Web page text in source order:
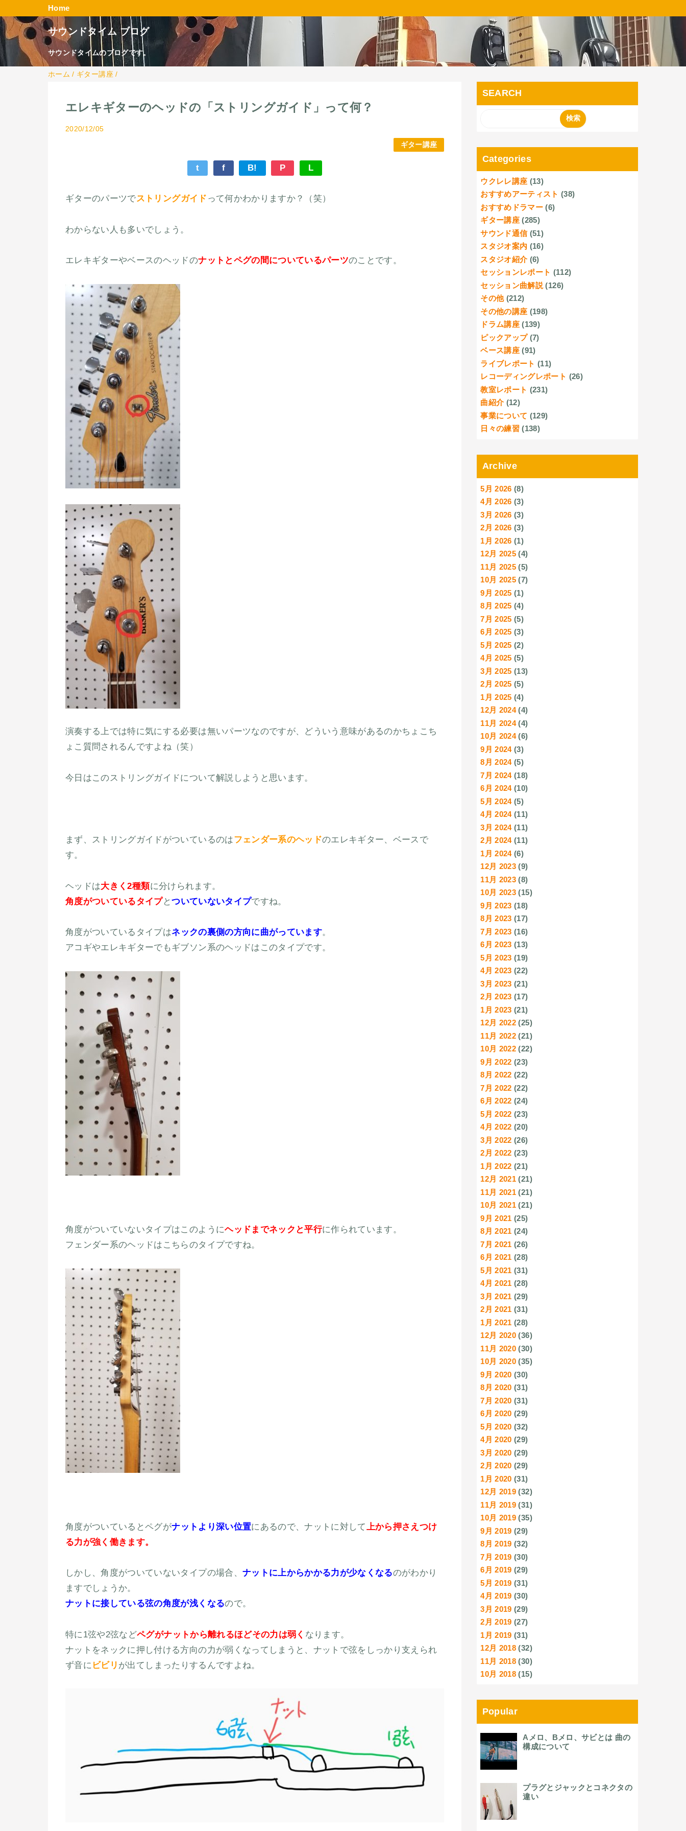
Home
サウンドタイム ブログ
サウンドタイムのブログです。
ホーム / ギター講座 /
エレキギターのヘッドの「ストリングガイド」って何？
2020/12/05
ギター講座
t f B! P L
ギターのパーツでストリングガイド って何かわかりますか？（笑）
わからない人も多いでしょう。
エレキギターやベースのヘッドのナットとペグの間についているパーツのことです。
演奏する上では特に気にする必要は無いパーツなのですが、どういう意味があるのかちょこち
ょこ質問されるんですよね（笑）
今日はこのストリングガイドについて解説しようと思います。
まず、ストリングガイドがついているのはフェンダー系のヘッドのエレキギター、ベースで
す。
ヘッドは大きく2種類に分けられます。
角度がついているタイプとついていないタイプですね。
角度がついているタイプはネックの裏側の方向に曲がっています。
アコギやエレキギターでもギブソン系のヘッドはこのタイプです。
角度がついていないタイプはこのようにヘッドまでネックと平行に作られています。
フェンダー系のヘッドはこちらのタイプですね。
角度がついているとペグがナットより深い位置にあるので、ナットに対して
上から押さえつけ
る力が強く働きます。
しかし、角度がついていないタイプの場合、 ナットに上からかかる力が少なくなるのがわかり
ますでしょうか。
ナットに接している弦の角度が浅くなるので。
特に1弦や2弦などペグがナットから離れるほどその力は弱く なります。
ナットをネックに押し付ける方向の力が弱くなってしまうと、ナットで弦をしっかり支えられ
ず音に ビビリ が出てしまったりするんですよね。
SEARCH
Categories
ウクレレ講座 (13)
おすすめアーティスト (38)
おすすめドラマー (6)
ギター講座 (285)
サウンド通信 (51)
スタジオ案内 (16)
スタジオ紹介 (6)
セッションレポート (112)
セッション曲解説 (126)
その他 (212)
その他の講座 (198)
ドラム講座 (139)
ピックアップ (7)
ベース講座 (91)
ライブレポート (11)
レコーディングレポート (26)
教室レポート (231)
曲紹介 (12)
事業について (129)
日々の練習 (138)
Archive
5月 2026 (8)
4月 2026 (3)
3月 2026 (3)
2月 2026 (3)
1月 2026 (1)
12月 2025 (4)
11月 2025 (5)
10月 2025 (7)
9月 2025 (1)
8月 2025 (4)
7月 2025 (5)
6月 2025 (3)
5月 2025 (2)
4月 2025 (5)
3月 2025 (13)
2月 2025 (5)
1月 2025 (4)
12月 2024(4)
11月 2024(4)
10月 2024(6)
9月 2024(3)
8月 2024(5)
7月 2024(18)
6月 2024(10)
5月 2024(5)
4月 2024(11)
3月 2024(11)
2月 2024(11)
1月 2024(6)
12月 2023 (9)
11月 2023 (8)
10月 2023 (15)
9月 2023 (18)
8月 2023 (17)
7月 2023 (16)
6月 2023 (13)
5月 2023 (19)
4月 2023 (22)
3月 2023 (21)
2月 2023 (17)
1月 2023 (21)
12月 2022 (25)
11月 2022 (21)
10月 2022 (22)
9月 2022 (23)
8月 2022 (22)
7月 2022 (22)
6月 2022 (24)
5月 2022 (23)
4月 2022 (20)
3月 2022 (26)
2月 2022 (23)
1月 2022 (21)
12月 2021 (21)
11月 2021 (21)
10月 2021 (21)
9月 2021 (25)
8月 2021 (24)
7月 2021 (26)
6月 2021 (28)
5月 2021 (31)
4月 2021 (28)
3月 2021 (29)
2月 2021 (31)
1月 2021 (28)
12月 2020 (36)
11月 2020 (30)
10月 2020 (35)
9月 2020 (30)
8月 2020 (31)
7月 2020 (31)
6月 2020 (29)
5月 2020 (32)
4月 2020 (29)
3月 2020 (29)
2月 2020 (29)
1月 2020 (31)
12月 2019 (32)
11月 2019 (31)
10月 2019 (35)
9月 2019 (29)
8月 2019 (32)
7月 2019 (30)
6月 2019 (29)
5月 2019 (31)
4月 2019 (30)
3月 2019 (29)
2月 2019 (27)
1月 2019 (31)
12月 2018 (32)
11月 2018 (30)
10月 2018 (15)
Popular
Aメロ、Bメロ、サビとは 曲の
構成について
プラグとジャックとコネクタの
違い